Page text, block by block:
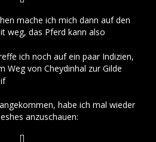
mache ich mich dann auf den
weg, das Pferd kann also
ich noch auf ein paar Indizien,
Weg von Cheydinhal zur Gilde
habe ich mal wieder
anzuschauen: